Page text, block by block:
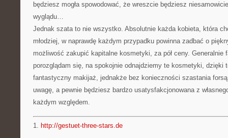
będziesz mogła spowodować, że wreszcie będziesz
wyglądu…
Jednak szata to nie wszystko. Absolutnie każda kobieta, która
młodziej, w naprawdę każdym przypadku powinna zadbać o
możliwość zakupić kapitalne kosmetyki, za pół ceny.
porozglądam się, na spokojnie odnajdziemy te kosmetyki, dzięki
fantastyczny makijaż, jednakże bez konieczności szastania
uwagę, a pewnie będziesz bardzo usatysfakcjonowana z
każdym względem.
1. http://gestuet-three-stars.de